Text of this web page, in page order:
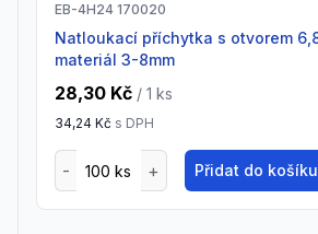
EB-4H24 170020
natloukací příchytka s otvorem 6,8mm pro závěs,
materiál 3-8mm
28,30 Kč / 1 ks
34,24 Kč s DPH
Přidat do košíku